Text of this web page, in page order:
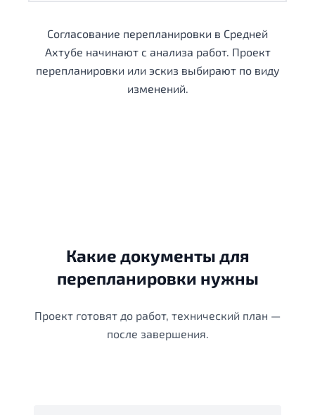
Согласование перепланировки в Средней
Ахтубе начинают с анализа работ. Проект
перепланировки или эскиз выбирают по виду
изменений.
Какие документы для
перепланировки нужны
Проект готовят до работ, технический план —
после завершения.